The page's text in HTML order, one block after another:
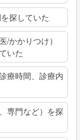
探していた
/かかりつけ）
いた
療時間、診療内
専門など）を探